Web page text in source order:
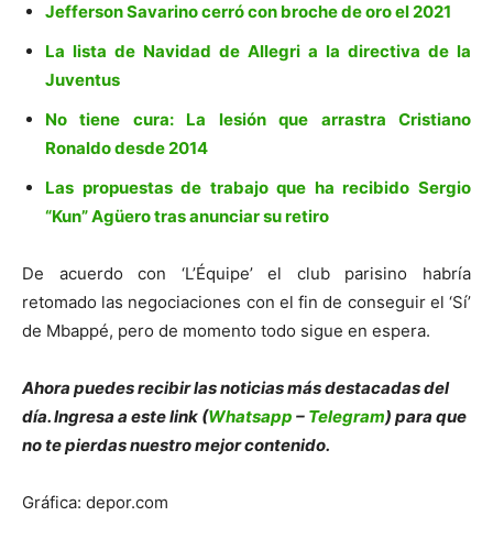
Jefferson Savarino cerró con broche de oro el 2021
La lista de Navidad de Allegri a la directiva de la
Juventus
No tiene cura: La lesión que arrastra Cristiano
Ronaldo desde 2014
Las propuestas de trabajo que ha recibido Sergio
“Kun” Agüero tras anunciar su retiro
De acuerdo con ‘L’Équipe’ el club parisino habría
retomado las negociaciones con el fin de conseguir el ‘Sí’
de Mbappé, pero de momento todo sigue en espera.
Ahora puedes recibir las noticias más destacadas del
día. Ingresa a este link (Whatsapp – Telegram) para que
no te pierdas nuestro mejor contenido.
Gráfica: depor.com